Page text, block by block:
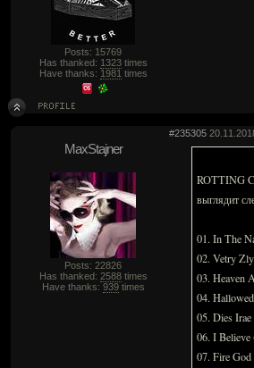
Posts: 15769
Has thanked: 1323times
Have thanks: 1981 times
#235305
MaxStajner
Posts: 22826
Has thanked: 2588times
Have thanks: 939times
ROTTING
выглядит
01. In The
02. Vetry
03. Heaven
04.
05. Dies
06. I Believe
07. Fire